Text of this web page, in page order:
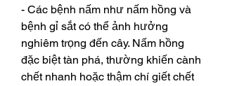
- Các bệnh nấm như nấm hồng và
bệnh gỉ sắt có thể ảnh hưởng
nghiêm trọng đến cây. Nấm hồng
đặc biệt tàn phá, thường khiến cành
chết nhanh hoặc thậm chí giết chết